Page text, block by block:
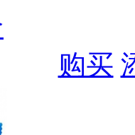
购买